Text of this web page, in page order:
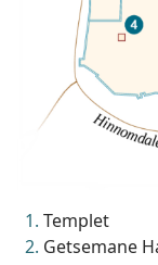
Templet
Getsemane